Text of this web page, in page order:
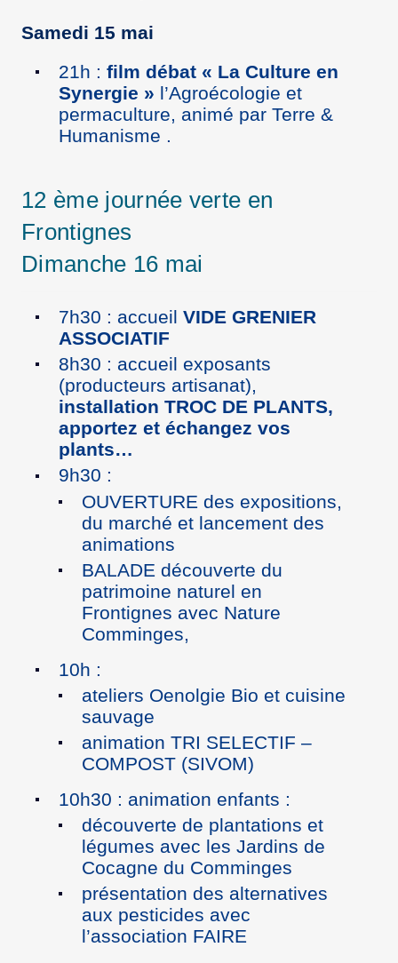
Samedi 15 mai
21h : film débat « La Culture en
Synergie » l’Agroécologie et
permaculture, animé par Terre &
Humanisme .
12 ème journée verte en
Frontignes
Dimanche 16 mai
7h30 : accueil VIDE GRENIER
ASSOCIATIF
8h30 : accueil exposants
(producteurs artisanat),
installation TROC DE PLANTS,
apportez et échangez vos
plants…
9h30 :
OUVERTURE des expositions,
du marché et lancement des
animations
BALADE découverte du
patrimoine naturel en
Frontignes avec Nature
Comminges,
10h :
ateliers Oenolgie Bio et cuisine
sauvage
animation TRI SELECTIF –
COMPOST (SIVOM)
10h30 : animation enfants :
découverte de plantations et
légumes avec les Jardins de
Cocagne du Comminges
présentation des alternatives
aux pesticides avec
l’association FAIRE